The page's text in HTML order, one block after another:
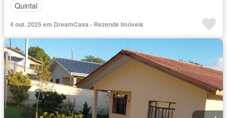
Quintal
4 out. 2025 em DreamCasa - Rezende Imóveis